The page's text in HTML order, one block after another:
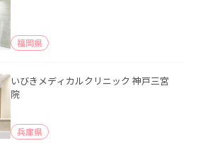
福岡県
いびきメディカルクリニック 神戸三宮
院
兵庫県